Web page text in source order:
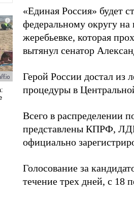
«Единая Россия» будет
федеральному округу на
жеребьевке, которая
вытянул сенатор
Герой России достал из
процедуры в
Всего в распределении
представлены КПРФ,
официально
Голосование за
течение трех дней, с 18